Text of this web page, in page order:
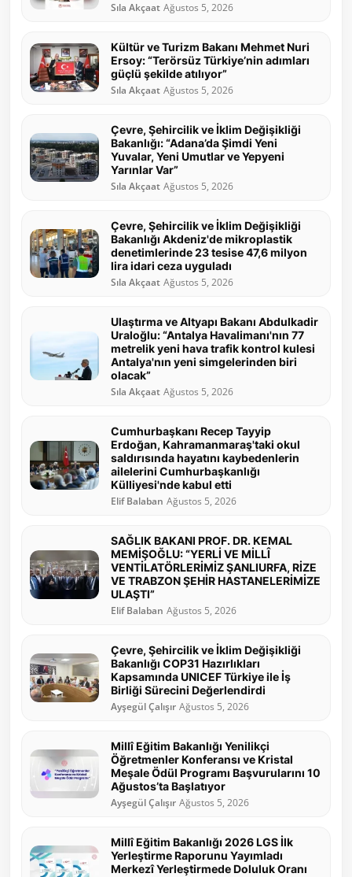
Sıla Akçaat Ağustos 5, 2026
Kültür ve Turizm Bakanı Mehmet Nuri
Ersoy: “Terörsüz Türkiye’nin adımları
güçlü şekilde atılıyor”
Sıla Akçaat Ağustos 5, 2026
Çevre, Şehircilik ve İklim Değişikliği
Bakanlığı: “Adana’da Şimdi Yeni
Yuvalar, Yeni Umutlar ve Yepyeni
Yarınlar Var”
Sıla Akçaat Ağustos 5, 2026
Çevre, Şehircilik ve İklim Değişikliği
Bakanlığı Akdeniz'de mikroplastik
denetimlerinde 23 tesise 47,6 milyon
lira idari ceza uyguladı
Sıla Akçaat Ağustos 5, 2026
Ulaştırma ve Altyapı Bakanı Abdulkadir
Uraloğlu: “Antalya Havalimanı'nın 77
metrelik yeni hava trafik kontrol kulesi
Antalya'nın yeni simgelerinden biri
olacak”
Sıla Akçaat Ağustos 5, 2026
Cumhurbaşkanı Recep Tayyip
Erdoğan, Kahramanmaraş'taki okul
saldırısında hayatını kaybedenlerin
ailelerini Cumhurbaşkanlığı
Külliyesi'nde kabul etti
Elif Balaban Ağustos 5, 2026
SAĞLIK BAKANI PROF. DR. KEMAL
MEMİŞOĞLU: “YERLİ VE MİLLÎ
VENTİLATÖRLERİMİZ ŞANLIURFA, RİZE
VE TRABZON ŞEHİR HASTANELERİMİZE
ULAŞTI”
Elif Balaban Ağustos 5, 2026
Çevre, Şehircilik ve İklim Değişikliği
Bakanlığı COP31 Hazırlıkları
Kapsamında UNICEF Türkiye ile İş
Birliği Sürecini Değerlendirdi
Ayşegül Çalışır Ağustos 5, 2026
Millî Eğitim Bakanlığı Yenilikçi
Öğretmenler Konferansı ve Kristal
Meşale Ödül Programı Başvurularını 10
Ağustos’ta Başlatıyor
Ayşegül Çalışır Ağustos 5, 2026
Millî Eğitim Bakanlığı 2026 LGS İlk
Yerleştirme Raporunu Yayımladı
Merkezî Yerleştirmede Doluluk Oranı